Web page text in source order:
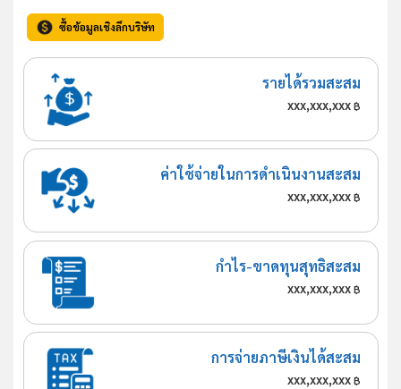
ซื้อข้อมูลเชิงลึกบริษัท
รายได้รวมสะสม
xxx,xxx,xxx฿
ค่าใช้จ่ายในการดำเนินงานสะสม
xxx,xxx,xxx฿
กำไร-ขาดทุนสุทธิสะสม
xxx,xxx,xxx฿
การจ่ายภาษีเงินได้สะสม
xxx,xxx,xxx฿